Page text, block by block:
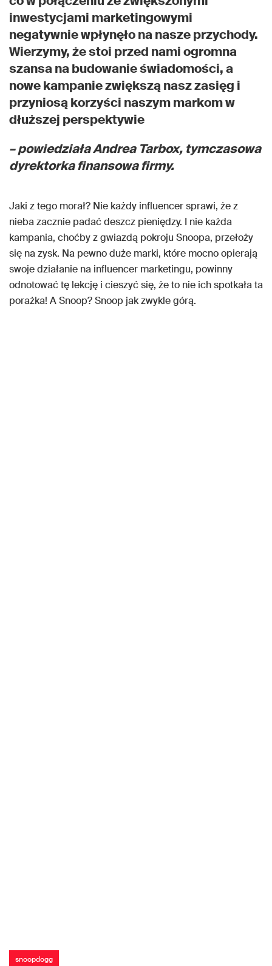
inwestycjami marketingowymi
negatywnie wpłynęło na nasze przychody.
Wierzymy, że stoi przed nami ogromna
szansa na budowanie świadomości, a
nowe kampanie zwiększą nasz zasięg i
przyniosą korzyści naszym markom w
dłuższej perspektywie
– powiedziała Andrea Tarbox, tymczasowa
dyrektorka finansowa firmy.
Jaki z tego morał? Nie każdy influencer sprawi, że z
nieba zacznie padać deszcz pieniędzy. I nie każda
kampania, choćby z gwiazdą pokroju Snoopa, przełoży
się na zysk. Na pewno duże marki, które mocno opierają
swoje działanie na influencer marketingu, powinny
odnotować tę lekcję i cieszyć się, że to nie ich spotkała ta
porażka! A Snoop? Snoop jak zwykle górą.
snoopdogg